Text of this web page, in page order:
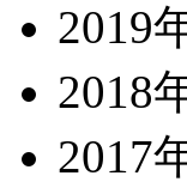
2019
2018
2017